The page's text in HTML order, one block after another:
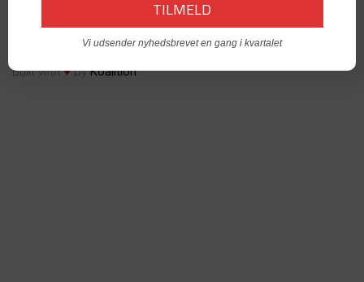
© Copyright DABGO 2025
Built with♥byKoalition
Vi udsender nyhedsbrevet en gang i kvartalet